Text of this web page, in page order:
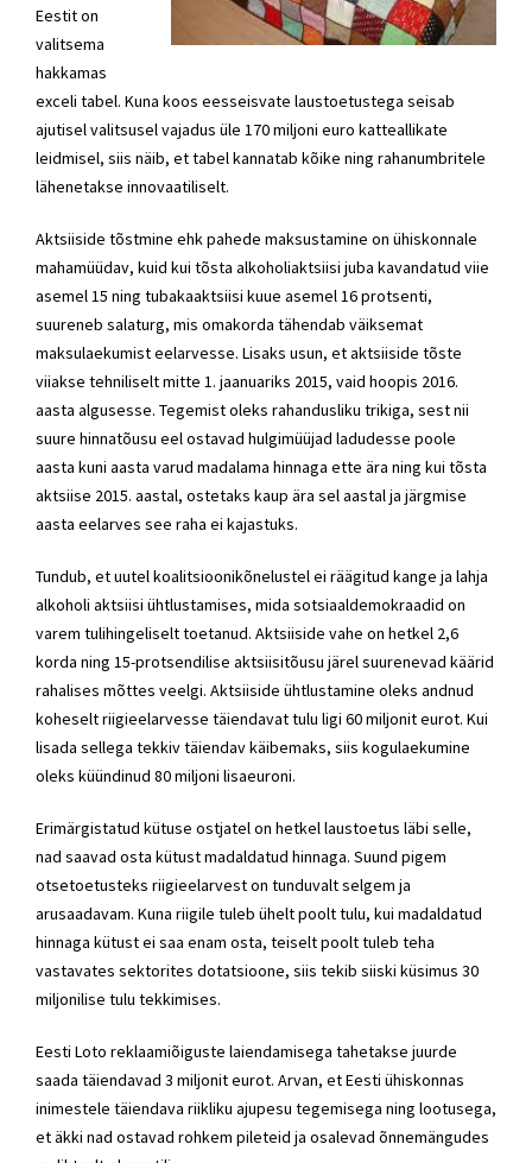
Eestit on
valitsema
hakkamas
exceli tabel. Kuna koos eesseisvate laustoetustega seisab
ajutisel valitsusel vajadus üle 170 miljoni euro katteallikate
leidmisel, siis näib, et tabel kannatab kõike ning rahanumbritele
lähenetakse innovaatiliselt.
Aktsiiside tõstmine ehk pahede maksustamine on ühiskonnale
mahamüüdav, kuid kui tõsta alkoholiaktsiisi juba kavandatud viie
asemel 15 ning tubakaaktsiisi kuue asemel 16 protsenti,
suureneb salaturg, mis omakorda tähendab väiksemat
maksulaekumist eelarvesse. Lisaks usun, et aktsiiside tõste
viiakse tehniliselt mitte 1. jaanuariks 2015, vaid hoopis 2016.
aasta algusesse. Tegemist oleks rahandusliku trikiga, sest nii
suure hinnatõusu eel ostavad hulgimüüjad ladudesse poole
aasta kuni aasta varud madalama hinnaga ette ära ning kui tõsta
aktsiise 2015. aastal, ostetaks kaup ära sel aastal ja järgmise
aasta eelarves see raha ei kajastuks.
Tundub, et uutel koalitsioonikõnelustel ei räägitud kange ja lahja
alkoholi aktsiisi ühtlustamises, mida sotsiaaldemokraadid on
varem tulihingeliselt toetanud. Aktsiiside vahe on hetkel 2,6
korda ning 15-protsendilise aktsiisitõusu järel suurenevad käärid
rahalises mõttes veelgi. Aktsiiside ühtlustamine oleks andnud
koheselt riigieelarvesse täiendavat tulu ligi 60 miljonit eurot. Kui
lisada sellega tekkiv täiendav käibemaks, siis kogulaekumine
oleks küündinud 80 miljoni lisaeuroni.
Erimärgistatud kütuse ostjatel on hetkel laustoetus läbi selle,
nad saavad osta kütust madaldatud hinnaga. Suund pigem
otsetoetusteks riigieelarvest on tunduvalt selgem ja
arusaadavam. Kuna riigile tuleb ühelt poolt tulu, kui madaldatud
hinnaga kütust ei saa enam osta, teiselt poolt tuleb teha
vastavates sektorites dotatsioone, siis tekib siiski küsimus 30
miljonilise tulu tekkimises.
Eesti Loto reklaamiõiguste laiendamisega tahetakse juurde
saada täiendavad 3 miljonit eurot. Arvan, et Eesti ühiskonnas
inimestele täiendava riikliku ajupesu tegemisega ning lootusega,
et äkki nad ostavad rohkem pileteid ja osalevad õnnemängudes